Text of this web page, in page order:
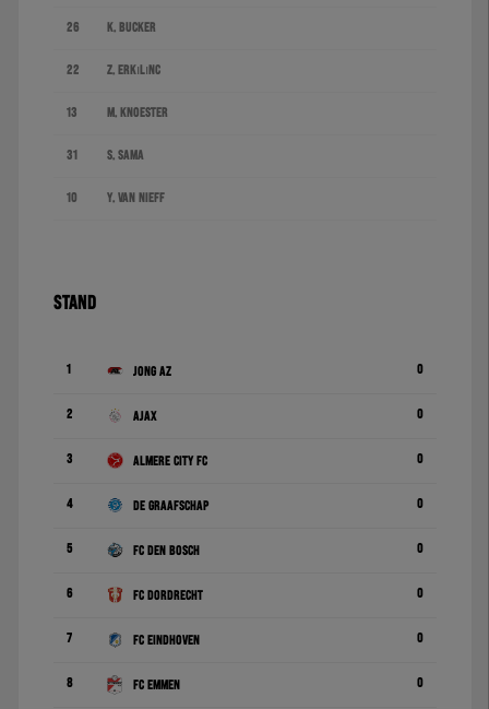
26 K. Bucker
22 Z. Erkılınç
13 M. Knoester
31 S. Sama
10 Y. van Nieff
STAND
1 Jong AZ 0
2 Ajax 0
3 Almere City FC 0
4 De Graafschap 0
5 FC Den Bosch 0
6 FC Dordrecht 0
7 FC Eindhoven 0
8 FC Emmen 0